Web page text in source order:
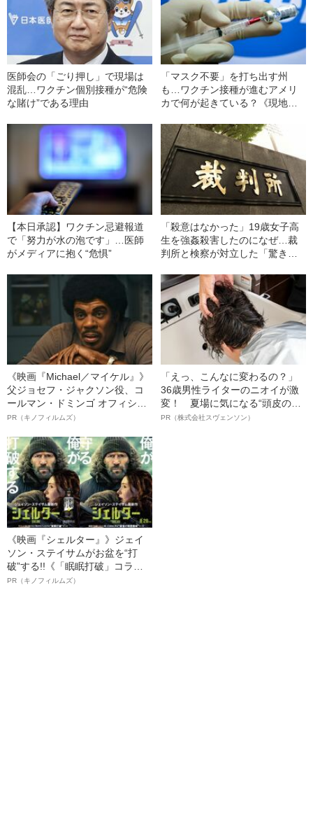
医師会の「ごり押し」で現場は
混乱…ワクチン個別接種が“危険
な賭け”である理由
「マスク不要」を打ち出す州
も…ワクチン接種が進むアメリ
カで何が起きている？《現地か
【本日承認】ワクチン忌避報道
で「努力が水の泡です」…医師
がメディアに抱く“危惧”
「殺意はなかった」19歳女子高
生を強姦殺害したのになぜ…裁
判所と検察が対立した「驚きの
《映画『Michael／マイケル』》
父ジョセフ・ジャクソン役、コ
ールマン・ドミンゴ オフィシャ
ルインタビュー“観客を魅了した
語る”《日本興収70億円突破》
PR（キノフィルムズ）
「えっ、こんなに変わるの？」
36歳男性ライターのニオイが激
変！ 夏場に気になる“頭皮のニ
オイ”や“ベタつき”を解消す
PR（株式会社スヴェンソン）
《映画『シェルター』》ジェイ
ソン・ステイサムがお盆を“打
破”する!!《「眠眠打破」コラ
ボ》
PR（キノフィルムズ）